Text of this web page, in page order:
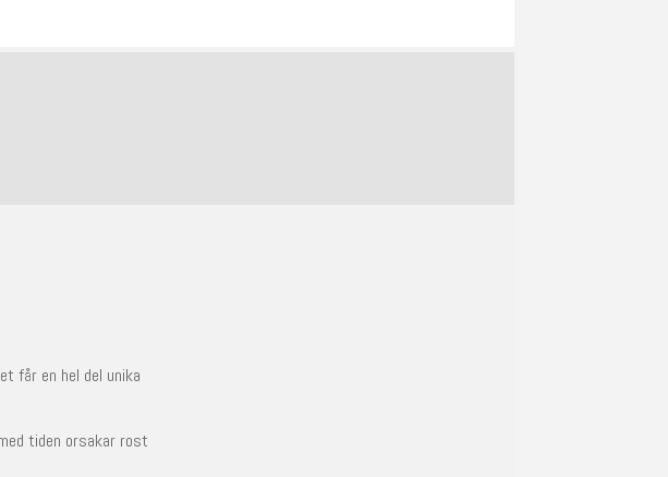
får en hel del unika
tiden orsakar rost